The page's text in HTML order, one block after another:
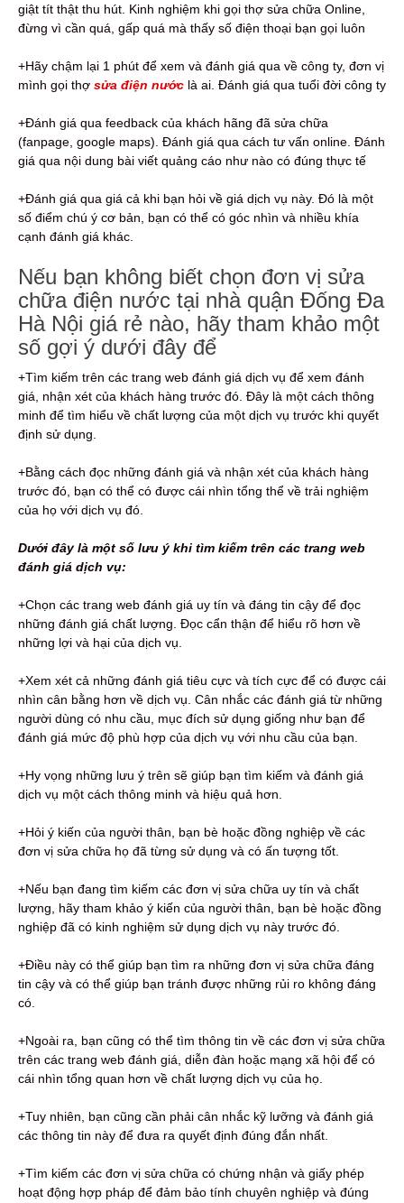
giật tít thật thu hút. Kinh nghiệm khi gọi thợ sửa chữa Online,
đừng vì cần quá, gấp quá mà thấy số điện thoại bạn gọi luôn
+Hãy chậm lại 1 phút để xem và đánh giá qua về công ty, đơn vị
mình gọi thợ sửa điện nước là ai. Đánh giá qua tuổi đời công ty
+Đánh giá qua feedback của khách hãng đã sửa chữa
(fanpage, google maps). Đánh giá qua cách tư vấn online. Đánh
giá qua nội dung bài viết quảng cáo như nào có đúng thực tế
+Đánh giá qua giá cả khi bạn hỏi về giá dịch vụ này. Đó là một
số điểm chú ý cơ bản, bạn có thể có góc nhìn và nhiều khía
cạnh đánh giá khác.
Nếu bạn không biết chọn đơn vị sửa
chữa điện nước tại nhà quận Đống Đa
Hà Nội giá rẻ nào, hãy tham khảo một
số gợi ý dưới đây để
+Tìm kiếm trên các trang web đánh giá dịch vụ để xem đánh
giá, nhận xét của khách hàng trước đó. Đây là một cách thông
minh để tìm hiểu về chất lượng của một dịch vụ trước khi quyết
định sử dụng.
+Bằng cách đọc những đánh giá và nhận xét của khách hàng
trước đó, bạn có thể có được cái nhìn tổng thể về trải nghiệm
của họ với dịch vụ đó.
Dưới đây là một số lưu ý khi tìm kiếm trên các trang web
đánh giá dịch vụ:
+Chọn các trang web đánh giá uy tín và đáng tin cậy để đọc
những đánh giá chất lượng. Đọc cẩn thận để hiểu rõ hơn về
những lợi và hại của dịch vụ.
+Xem xét cả những đánh giá tiêu cực và tích cực để có được cái
nhìn cân bằng hơn về dịch vụ. Cân nhắc các đánh giá từ những
người dùng có nhu cầu, mục đích sử dụng giống như bạn để
đánh giá mức độ phù hợp của dịch vụ với nhu cầu của bạn.
+Hy vọng những lưu ý trên sẽ giúp bạn tìm kiếm và đánh giá
dịch vụ một cách thông minh và hiệu quả hơn.
+Hỏi ý kiến ​​của người thân, bạn bè hoặc đồng nghiệp về các
đơn vị sửa chữa họ đã từng sử dụng và có ấn tượng tốt.
+Nếu bạn đang tìm kiếm các đơn vị sửa chữa uy tín và chất
lượng, hãy tham khảo ý kiến ​​của người thân, bạn bè hoặc đồng
nghiệp đã có kinh nghiệm sử dụng dịch vụ này trước đó.
+Điều này có thể giúp bạn tìm ra những đơn vị sửa chữa đáng
tin cậy và có thể giúp bạn tránh được những rủi ro không đáng
có.
+Ngoài ra, bạn cũng có thể tìm thông tin về các đơn vị sửa chữa
trên các trang web đánh giá, diễn đàn hoặc mạng xã hội để có
cái nhìn tổng quan hơn về chất lượng dịch vụ của họ.
+Tuy nhiên, bạn cũng cần phải cân nhắc kỹ lưỡng và đánh giá
các thông tin này để đưa ra quyết định đúng đắn nhất.
+Tìm kiếm các đơn vị sửa chữa có chứng nhận và giấy phép
hoạt động hợp pháp để đảm bảo tính chuyên nghiệp và đúng